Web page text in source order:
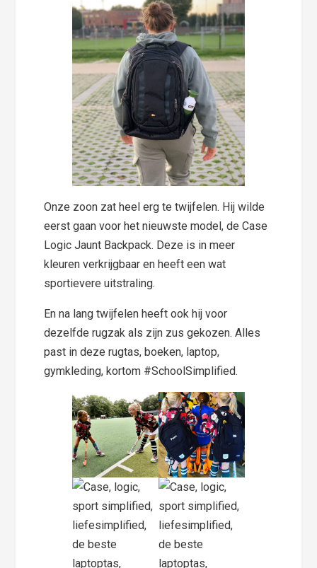
Onze zoon zat heel erg te twijfelen. Hij wilde
eerst gaan voor het nieuwste model, de Case
Logic Jaunt Backpack. Deze is in meer
kleuren verkrijgbaar en heeft een wat
sportievere uitstraling.
En na lang twijfelen heeft ook hij voor
dezelfde rugzak als zijn zus gekozen. Alles
past in deze rugtas, boeken, laptop,
gymkleding, kortom #SchoolSimplified.